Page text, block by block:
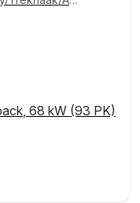
, 68 kW (93 PK)